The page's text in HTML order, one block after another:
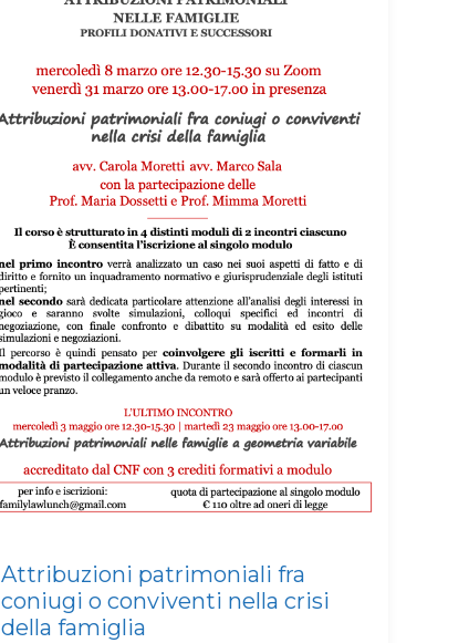
Attribuzioni patrimoniali fra
coniugi o conviventi nella crisi
della famiglia